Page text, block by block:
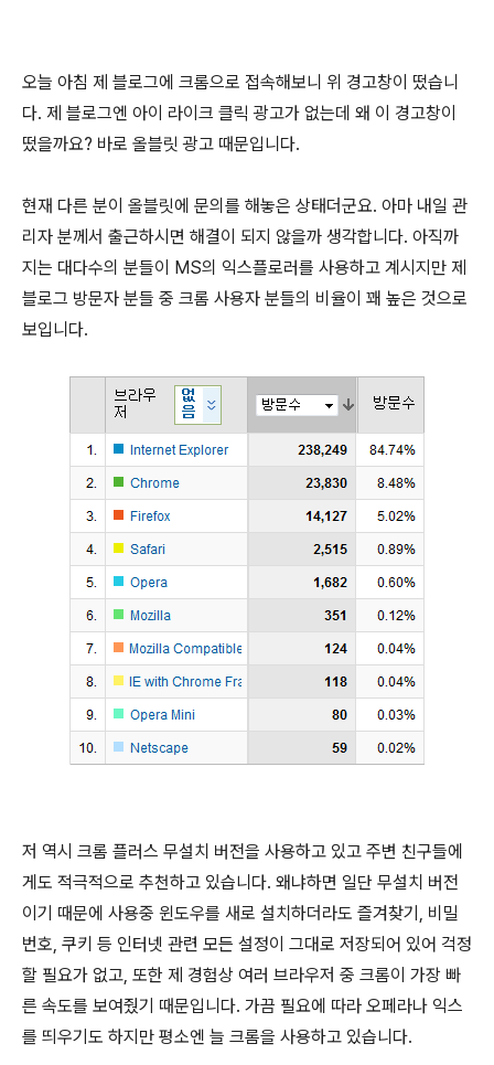
오늘 아침 제 블로그에 크롬으로 접속해보니 위 경고창이 떴습니
다. 제 블로그엔 아이 라이크 클릭 광고가 없는데 왜 이 경고창이
떴을까요? 바로 올블릿 광고 때문입니다.
현재 다른 분이 올블릿에 문의를 해놓은 상태더군요. 아마 내일 관
리자 분께서 출근하시면 해결이 되지 않을까 생각합니다. 아직까
지는 대다수의 분들이 MS의 익스플로러를 사용하고 계시지만 제
블로그 방문자 분들 중 크롬 사용자 분들의 비율이 꽤 높은 것으로
보입니다.
저 역시 크롬 플러스 무설치 버전을 사용하고 있고 주변 친구들에
게도 적극적으로 추천하고 있습니다. 왜냐하면 일단 무설치 버전
이기 때문에 사용중 윈도우를 새로 설치하더라도 즐겨찾기, 비밀
번호, 쿠키 등 인터넷 관련 모든 설정이 그대로 저장되어 있어 걱정
할 필요가 없고, 또한 제 경험상 여러 브라우저 중 크롬이 가장 빠
른 속도를 보여줬기 때문입니다. 가끔 필요에 따라 오페라나 익스
를 띄우기도 하지만 평소엔 늘 크롬을 사용하고 있습니다.